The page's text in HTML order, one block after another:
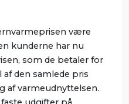
være
kunderne har nu
som de betaler for
den samlede pris
af varmeudnyttelsen.